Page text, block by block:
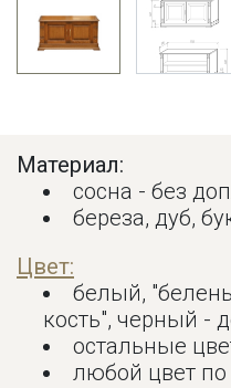
Материал:
сосна - без
береза, дуб,
Цвет:
белый,
кость", черный -
остальные
любой цвет по